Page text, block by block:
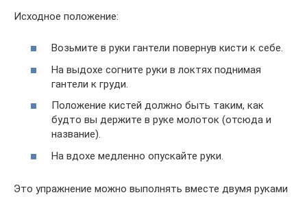
Исходное положение:
Возьмите в руки гантели повернув кисти к себе.
На выдохе согните руки в локтях поднимая
гантели к груди.
Положение кистей должно быть таким, как
будто вы держите в руке молоток (отсюда и
название).
На вдохе медленно опускайте руки.
Это упражнение можно выполнять вместе двумя руками